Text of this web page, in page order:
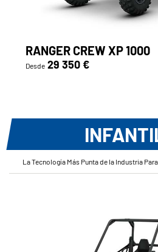
RANGER CREW XP 1000
Desde 29 350 €
La Tecnología Más Punta de la Industria